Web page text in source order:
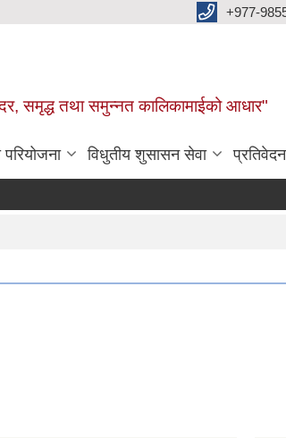
+977-
समृद्ध तथा समुन्नत कालिकामाईको आधार"
विधुतीय शुसासन सेवा प्रतिवेदन